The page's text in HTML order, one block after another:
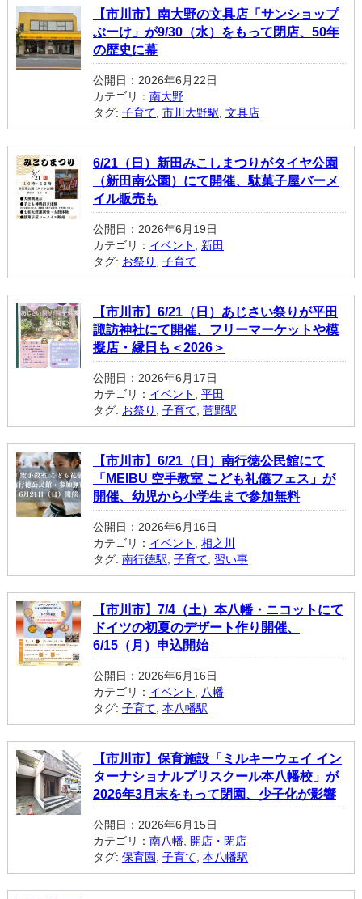
【市川市】南大野の文具店「サンショップ
ぶーけ」が9/30（水）をもって閉店、50年
の歴史に幕
公開日：2026年6月22日
カテゴリ： 南大野
タグ: 子育て 市川大野駅 文具店
6/21（日）新田みこしまつりがタイヤ公園
（新田南公園）にて開催、駄菓子屋バーメ
イル販売も
公開日：2026年6月19日
カテゴリ： イベント
新田
タグ: お祭り 子育て
【市川市】6/21（日）あじさい祭りが平田
諏訪神社にて開催、フリーマーケットや模
擬店・縁日も＜2026＞
公開日：2026年6月17日
カテゴリ： イベント
平田
タグ: お祭り 子育て 菅野駅
【市川市】6/21（日）南行徳公民館にて
「MEIBU 空手教室 こども礼儀フェス」が
開催、幼児から小学生まで参加無料
公開日：2026年6月16日
カテゴリ： イベント
相之川
タグ: 南行徳駅 子育て 習い事
【市川市】7/4（土）本八幡・ニコットにて
ドイツの初夏のデザート作り開催、
6/15（月）申込開始
公開日：2026年6月16日
カテゴリ： イベント
八幡
タグ: 子育て 本八幡駅
【市川市】保育施設「ミルキーウェイ イン
ターナショナルプリスクール本八幡校」が
2026年3月末をもって閉園、少子化が影響
公開日：2026年6月15日
カテゴリ： 南八幡, 開店・閉店
タグ: 保育園 子育て 本八幡駅